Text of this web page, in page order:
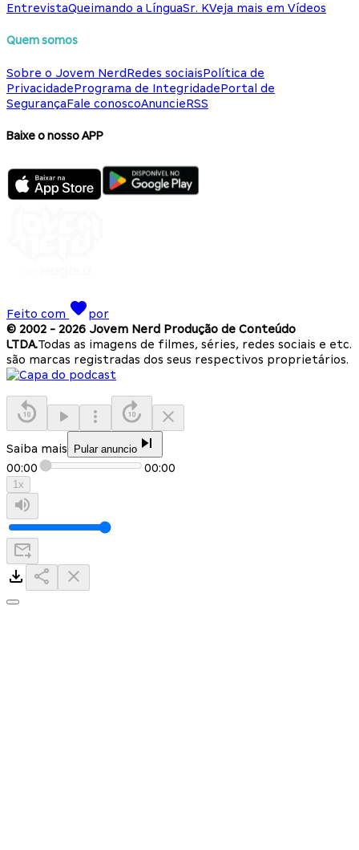
EntrevistaQueimando a LínguaSr. KVeja mais em Vídeos
Quem somos
Sobre o Jovem NerdRedes sociaisPolítica de
PrivacidadePrograma de IntegridadePortal de
SegurançaFale conoscoAnuncieRSS
Baixe o nosso APP
Feito com
por
© 2002 - 2026 Jovem Nerd Produção de Conteúdo
LTDA.Todas as imagens de filmes, séries, redes sociais e etc.
são marcas registradas dos seus respectivos proprietários.
Saiba mais Pular anuncio
00:00 00:00
1x